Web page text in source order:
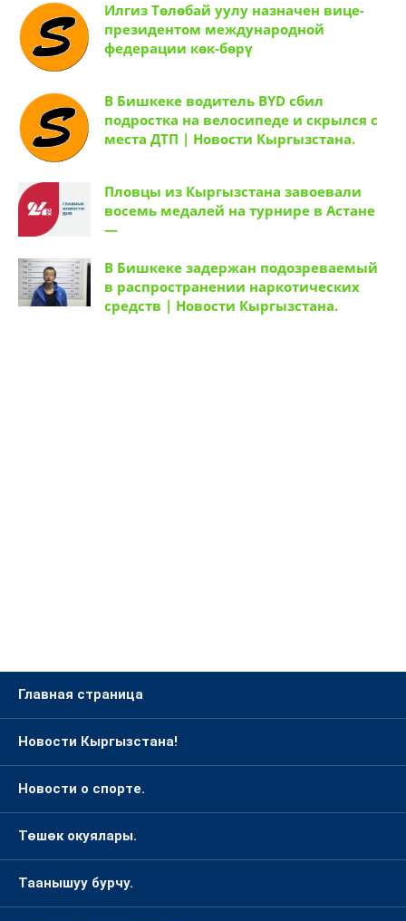
Илгиз Төлөбай уулу назначен вице-
президентом международной
федерации көк-бөрү
В Бишкеке водитель BYD сбил
подростка на велосипеде и скрылся с
места ДТП | Новости Кыргызстана.
Пловцы из Кыргызстана завоевали
восемь медалей на турнире в Астане
—
В Бишкеке задержан подозреваемый
в распространении наркотических
средств | Новости Кыргызстана.
Главная страница
Новости Кыргызстана!
Новости о спорте.
Төшөк окуялары.
Таанышуу бурчу.